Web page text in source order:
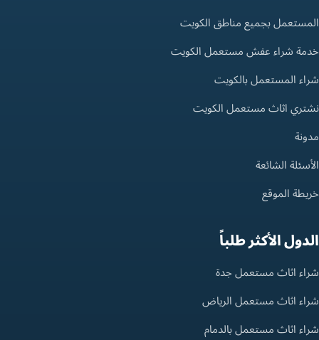
المستعمل بجميع مناطق الكويت
خدمة شراء عفش مستعمل الكويت
شراء المستعمل بالكويت
نشتري اثاث مستعمل الكويت
مدونة
الأسئلة الشائعة
خريطة الموقع
الدول الأكثر طلباً
شراء اثاث مستعمل جدة
شراء اثاث مستعمل الرياض
شراء اثاث مستعمل بالدمام